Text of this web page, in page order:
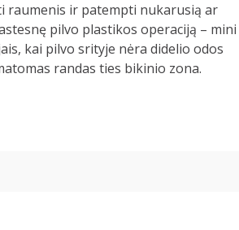
raumenis ir patempti nukarusią ar
pilvo plastikos operaciją – mini
kai pilvo srityje nėra didelio odos
randas ties bikinio zona.